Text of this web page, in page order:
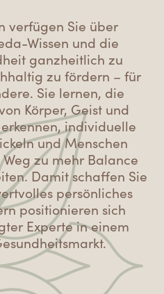
verfügen Sie über
Wissen und die
ganzheitlich zu
zu fördern – für
Sie lernen, die
Körper, Geist und
individuelle
und Menschen
zu mehr Balance
Damit schaffen Sie
persönliches
positionieren sich
Experte in einem